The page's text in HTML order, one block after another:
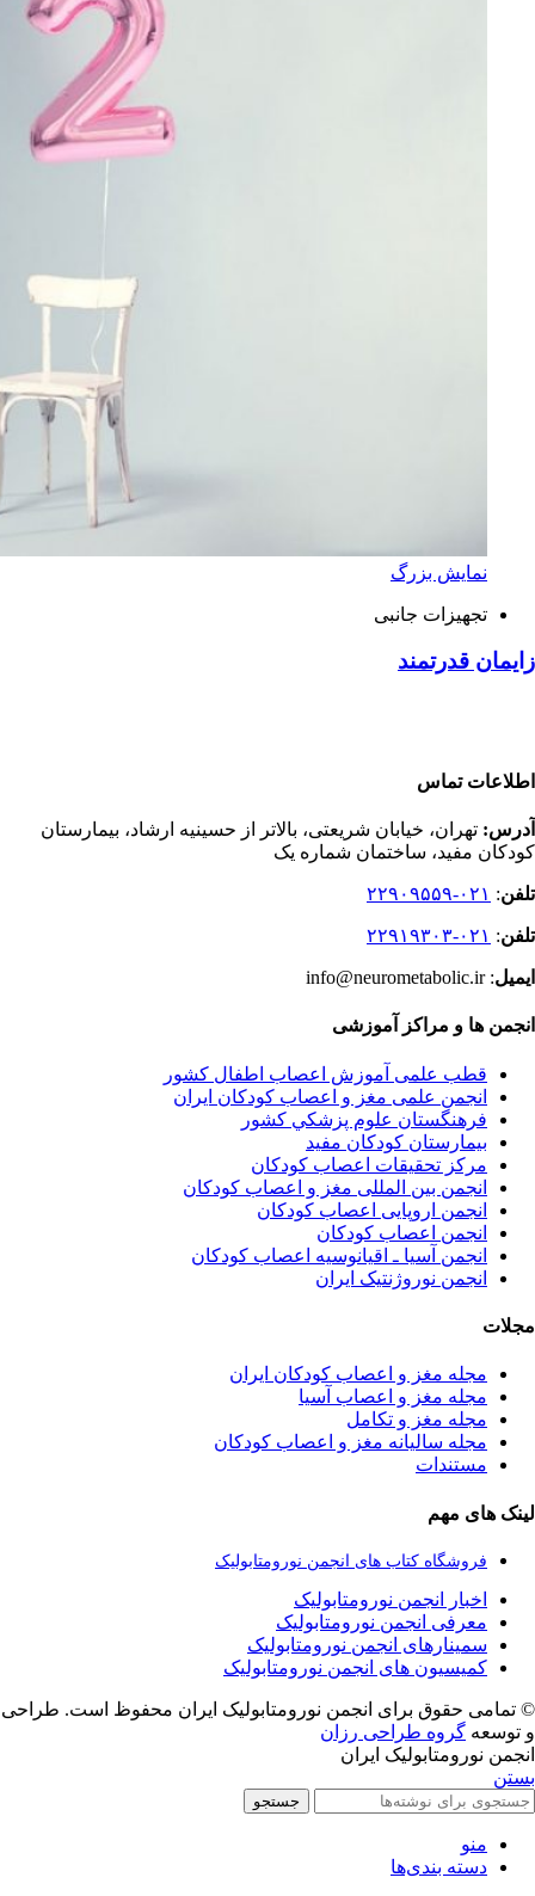
نمایش بزرگ
تجهیزات جانبی
زایمان قدرتمند
اطلاعات تماس
آدرس: تهران، خیابان شریعتی، بالاتر از حسینیه ارشاد، بیمارستان
کودکان مفید، ساختمان شماره یک
تلفن: ۰۲۱-۲۲۹۰۹۵۵۹
تلفن: ۰۲۱-۲۲۹۱۹۳۰۳
ایمیل: info@neurometabolic.ir
انجمن ها و مراکز آموزشی
قطب علمی آموزش اعصاب اطفال کشور
انجمن علمی مغز و اعصاب کودکان ایران
فرهنگستان علوم پزشكي كشور
بیمارستان کودکان مفید
مرکز تحقیقات اعصاب کودکان
انجمن بین المللی مغز و اعصاب کودکان
انجمن اروپایی اعصاب کودکان
انجمن اعصاب کودکان
انجمن آسیا ـ اقیانوسیه اعصاب کودکان
انجمن نوروژنتیک ایران
مجلات
مجله مغز و اعصاب کودکان ایران
مجله مغز و اعصاب آسیا
مجله مغز و تکامل
مجله سالیانه مغز و اعصاب کودکان
مستندات
لینک های مهم
فروشگاه کتاب های انجمن نورومتابولیک
اخبار انجمن نورومتابولیک
معرفی انجمن نورومتابولیک
سمینارهای انجمن نورومتابولیک
کمیسیون های انجمن نورومتابولیک
© تمامی حقوق برای انجمن نورومتابولیک ایران محفوظ است. طراحی
و توسعه گروه طراحی رزان
انجمن نورومتابولیک ایران
بستن
جستجو
منو
دسته بندی‌ها